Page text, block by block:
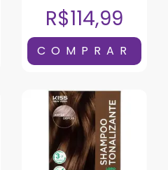
R$114,99